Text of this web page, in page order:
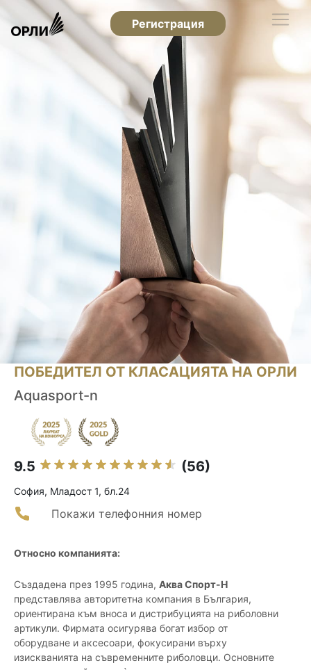
Регистрация
ПОБЕДИТЕЛ ОТ КЛАСАЦИЯТА НА ОРЛИ
Aquasport-n
9.5 (56)
София, Младост 1, бл.24
Покажи телефонния номер
Относно компанията:
Създадена през 1995 година, Аква Спорт-Н
представлява авторитетна компания в България,
ориентирана към вноса и дистрибуцията на риболовни
артикули. Фирмата осигурява богат избор от
оборудване и аксесоари, фокусирани върху
изискванията на съвременните риболовци. Основните